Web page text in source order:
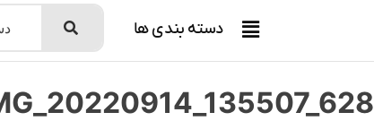
دسته بندی ها